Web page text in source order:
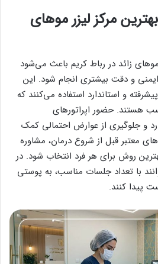
مرکز لیزر موهای
موهای زائد در رباط کریم باعث می‌شود
و دقت بیشتری انجام شود. این
و استاندارد استفاده می‌کنند که
هستند. حضور اپراتورهای
و جلوگیری از عوارض احتمالی کمک
معتبر قبل از شروع درمان، مشاوره
روش برای هر فرد انتخاب شود. در
با تعداد جلسات مناسب، به پوستی
پیدا کنند.